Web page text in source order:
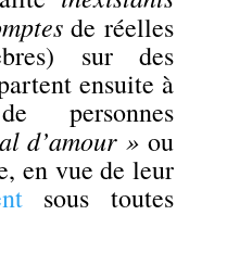
de réelles
sur des
ensuite à
personnes
d’amour » ou
en vue de leur
sous toutes